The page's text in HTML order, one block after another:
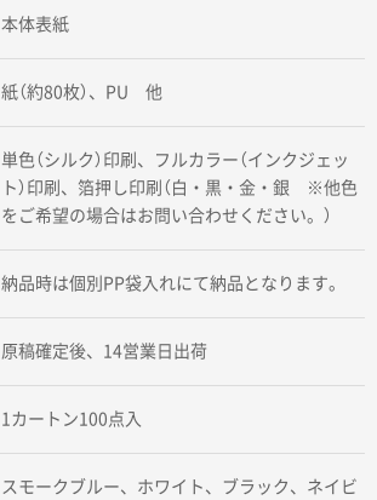
本体表紙
紙（約80枚）、PU 他
単色（シルク）印刷、フルカラー（インクジェッ
ト）印刷、箔押し印刷（白・黒・金・銀 ※他色
をご希望の場合はお問い合わせください。）
納品時は個別PP袋入れにて納品となります。
原稿確定後、14営業日出荷
1カートン100点入
スモークブルー、ホワイト、ブラック、ネイビ